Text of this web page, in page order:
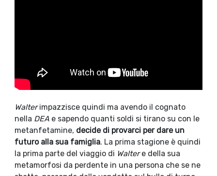
Walterimpazzisce quindi ma avendo il cognato
nella DEA e sapendo quanti soldi si tirano su con le
metanfetamine, decide di provarci per dare un
futuro alla sua famiglia. La prima stagione è quindi
la prima parte del viaggio di Waltere della sua
metamorfosi da perdente in una persona che se ne